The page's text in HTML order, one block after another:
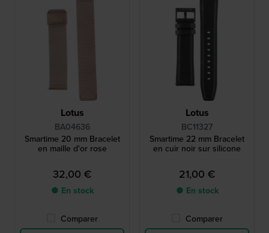
Lotus
BA04636
Smartime 20 mm Bracelet
en maille d'or rose
32,00 €
● En stock
Comparer
Lotus
BC11327
Smartime 22 mm Bracelet
en cuir noir sur silicone
21,00 €
● En stock
Comparer